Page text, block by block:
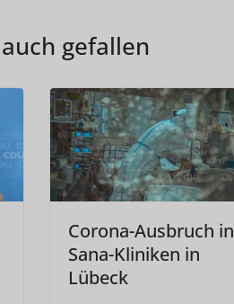
gefallen
Corona-Ausbruch in
Sana-Kliniken in
Lübeck